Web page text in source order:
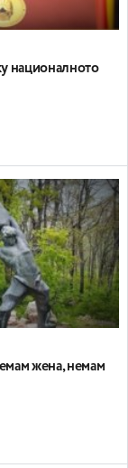
националното
жена, немам